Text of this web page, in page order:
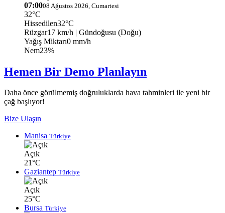
07:0008 Ağustos 2026, Cumartesi
32°C
Hissedilen32°C
Rüzgar17 km/h | Gündoğusu (Doğu)
Yağış Miktarı0 mm/h
Nem23%
Hemen Bir Demo Planlayın
Daha önce görülmemiş doğruluklarda hava tahminleri ile yeni bir
çağ başlıyor!
Bize Ulaşın
Manisa Türkiye
Açık
21°C
Gaziantep Türkiye
Açık
25°C
Bursa Türkiye